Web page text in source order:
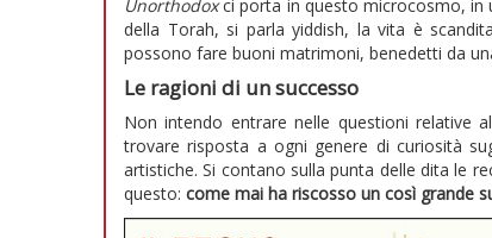
Unorthodoxci porta in questo microcosmo, in
della Torah, si parla yiddish, la vita è
possono fare buoni matrimoni, benedetti da
Le ragioni di un successo
Non intendo entrare nelle questioni relative
trovare risposta a ogni genere di curiosità
artistiche. Si contano sulla punta delle dita le
questo: come mai ha riscosso un così grande